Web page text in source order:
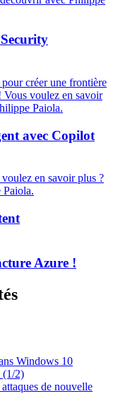
créer une frontière
Vous voulez en savoir
Paiola.
avec Copilot
en savoir plus ?
Azure !
Windows 10
(1/2)
de nouvelle